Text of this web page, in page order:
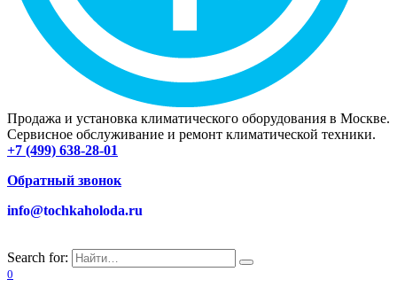
Продажа и установка климатического оборудования в Москве.
Сервисное обслуживание и ремонт климатической техники.
+7 (499) 638-28-01
Обратный звонок
info@tochkaholoda.ru
Search for:
0